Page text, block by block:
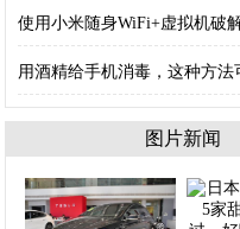
使用小米随身WiFi+虚拟机破
用酒精给手机消毒，这种方法
图片新闻